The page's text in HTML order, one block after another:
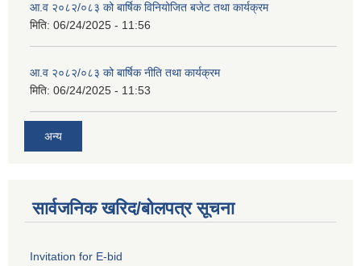
आ.व २०८२/०८३ को बार्षिक विनियोजित बजेट तथा कार्यक्रम
मिति: 06/24/2025 - 11:56
आ.व २०८२/०८३ को बार्षिक नीति तथा कार्यक्रम
मिति: 06/24/2025 - 11:53
अन्य
सार्वजनिक खरिद/बोलपत्र सूचना
Invitation for E-bid